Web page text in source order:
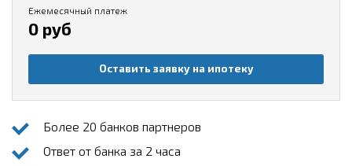
Ежемесячный платеж
0 руб
Оставить заявку на ипотеку
Более 20 банков партнеров
Ответ от банка за 2 часа